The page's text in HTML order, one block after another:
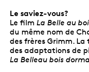
Le saviez-vous?
Le film La Belle au
du même nom de
des frères Grimm.
des adaptations de
La Belleau bois